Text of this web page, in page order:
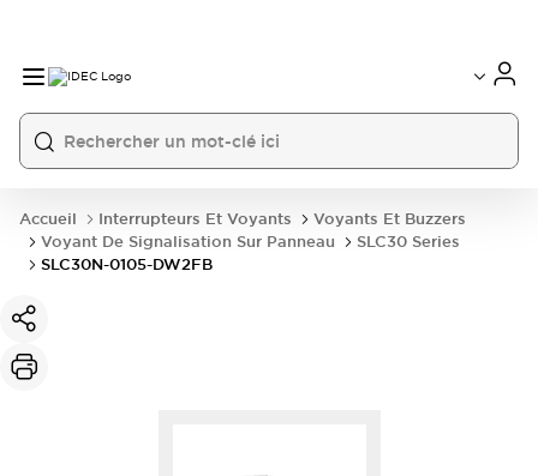
Accueil Interrupteurs Et Voyants
Voyants Et Buzzers
Voyant De Signalisation Sur Panneau
SLC30 Series
SLC30N-0105-DW2FB